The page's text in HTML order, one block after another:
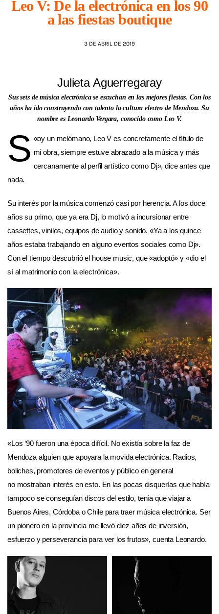
AGENDA
Leo V: De la electrónica en los 90
a las fiestas boutique
3 DE ABRIL DE 2019
Julieta Aguerregaray
Sus sets de música electrónica se escuchan en las mejores fiestas. Con los
años ha ido construyendo con talento la cultura electro de Mendoza. Su
nombre es Leonardo Vergara, conocido como Leo V.
«
S
oy un melómano, Leo V es concretamente el título de
mi obra, siempre estuve abrazado a la música y más
cercanamente al perfil artístico como Dj», dice antes que
nada.
Su interés por la música comenzó casi por herencia. A los doce
años su primo, que ya era Dj, lo motivó a incursionar entre
cassettes, vinilos, equipos de audio y sonido. «Ya a los quince
años estaba trabajando en alguno eventos sociales como Dj».
Con el tiempo descubrió el house music, que «adoptó» y «dio el
sí al matrimonio con la electrónica».
«Los ‘90 fueron una época difícil. No existía sobre la faz de
Mendoza alguien que apoyara la movida electrónica. Radios,
boliches, promotores de eventos y público en general
no mostraban interés en esto. En las pocas disquerías que había
tampoco se conseguían discos del estilo, tenía que viajar a
Buenos Aires, Córdoba o Chile para traer música electrónica. Ser
un pionero en la provincia me llevó diez años de inversión,
esfuerzo y perseverancia para ver los frutos», cuenta Leonardo.